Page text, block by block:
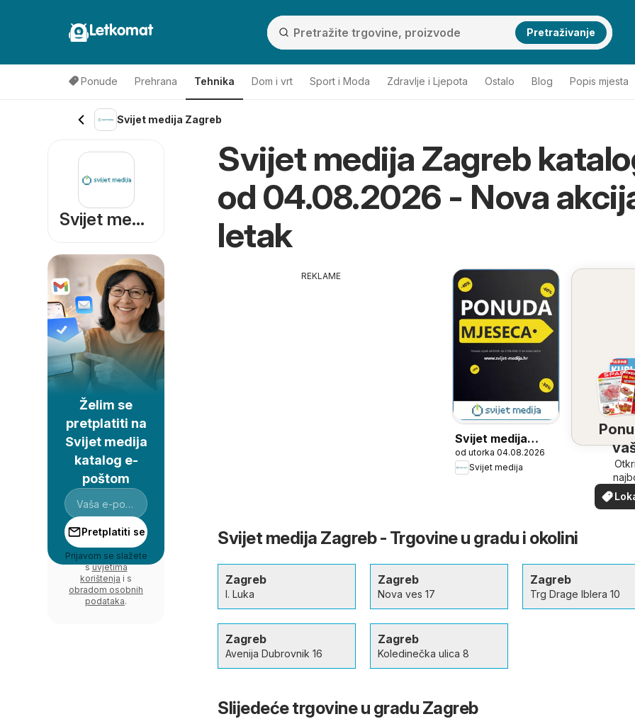
Letkomat Pretraživanje
Ponude Prehrana Tehnika Dom i vrt Sport i Moda Zdravlje i Ljepota Ostalo Blog Popis mjesta
Svijet medija Zagreb
Svijet medija Zagreb
od 04.08.2026 - Nova
letak
REKLAME
Svijet medija
Katalog
od utorka 04.08.2026
Svijet medija
vašoj
Svijet medija Zagreb - Trgovine u gradu i okolini
Zagreb
I. Luka
Zagreb
Nova ves 17
Zagreb
Trg Drage Iblera 10
Zagreb
Avenija Dubrovnik 16
Zagreb
Koledinečka ulica 8
Slijedeće trgovine u gradu Zagreb
Svijet medija
Želim se
pretplatiti na
Svijet medija
katalog e-
poštom
Pretplatiti se
Prijavom se slažete
suvjetima
korištenja i s
obradom osobnih
podataka.